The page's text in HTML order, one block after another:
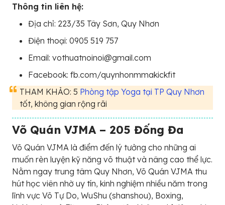
Thông tin liên hệ:
Địa chỉ: 223/35 Tây Sơn, Quy Nhơn
Điện thoại: 0905 519 757
Email: vothuatnoinoi@gmail.com
Facebook: fb.com/quynhonmmakickfit
THAM KHẢO: 5 Phòng tập Yoga tại TP Quy Nhơn
tốt, không gian rộng rãi
Võ Quán VJMA – 205 Đống Đa
Võ Quán VJMA là điểm đến lý tưởng cho những ai
muốn rèn luyện kỹ năng võ thuật và nâng cao thể lực.
Nằm ngay trung tâm Quy Nhơn, Võ Quán VJMA thu
hút học viên nhờ uy tín, kinh nghiệm nhiều năm trong
lĩnh vực Võ Tự Do, WuShu (shanshou), Boxing,